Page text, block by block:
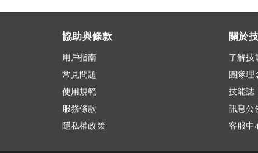
協助與條款
用戶指南
常見問題
使用規範
服務條款
隱私權政策
關於
了解技
團隊理
技能誌
訊息公
客服中